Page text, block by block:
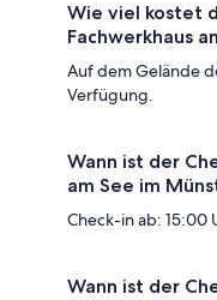
Wie viel kostet
Fachwerkhaus
Auf dem Gelände
Verfügung.
Wann ist der
am See im
Check-in ab: 15:00
Wann ist der